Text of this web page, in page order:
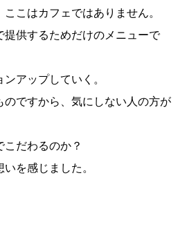
こはカフェではありません。
提供するためだけのメニューで
アップしていく。
のですから、気にしない人の方が
こだわるのか？
を感じました。